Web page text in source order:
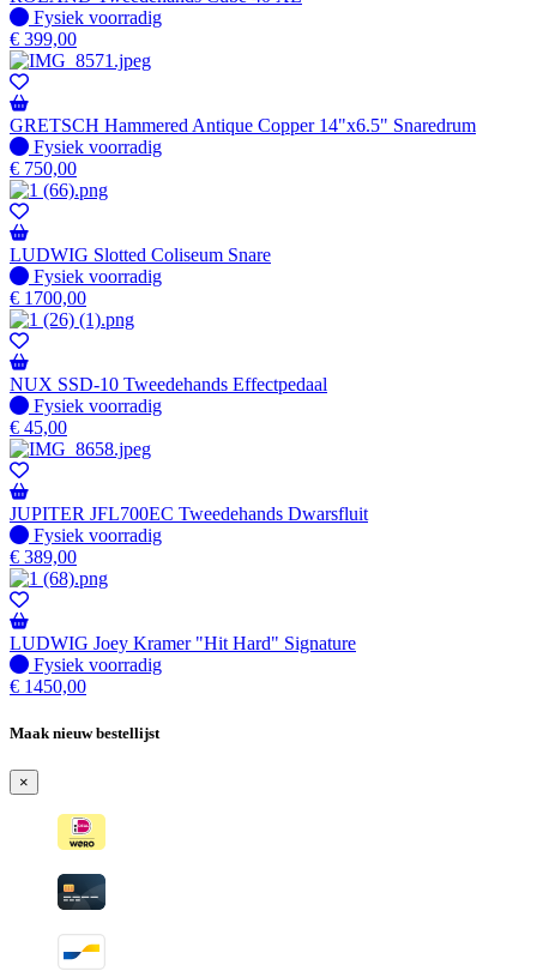
Fysiek voorradig
Fysiek voorradig
€ 399,00
GRETSCH Hammered Antique Copper 14"x6.5" Snaredrum
Fysiek voorradig
Fysiek voorradig
€ 750,00
LUDWIG Slotted Coliseum Snare
Fysiek voorradig
Fysiek voorradig
€ 1700,00
NUX SSD-10 Tweedehands Effectpedaal
Fysiek voorradig
Fysiek voorradig
€ 45,00
JUPITER JFL700EC Tweedehands Dwarsfluit
Fysiek voorradig
Fysiek voorradig
€ 389,00
LUDWIG Joey Kramer "Hit Hard" Signature
Fysiek voorradig
Fysiek voorradig
€ 1450,00
Maak nieuw bestellijst
×